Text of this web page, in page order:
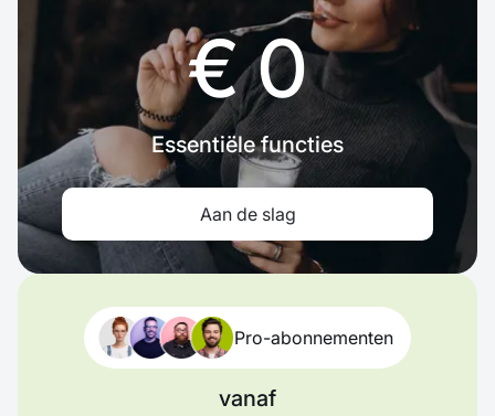
€ 0
Essentiële functies
Aan de slag
Pro-abonnementen
vanaf